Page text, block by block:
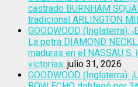
castrado BURNHAM
tradicional ARLINGTON
GOODWOOD (Inglaterra):
La potra DIAMOND
maduras en el NASSAU
victorias. julio 31, 2026
GOODWOOD (Inglaterra):